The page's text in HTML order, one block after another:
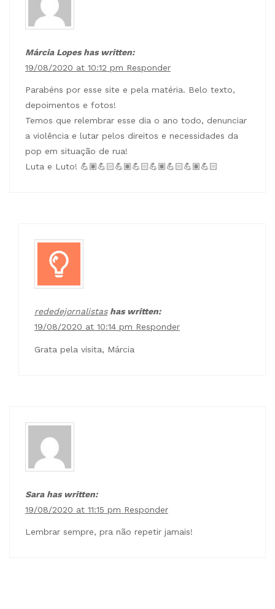
Márcia Lopes has written:
19/08/2020 at 10:12 pm Responder
Parabéns por esse site e pela matéria. Belo texto,
depoimentos e fotos!
Temos que relembrar esse dia o ano todo, denunciar
a violência e lutar pelos direitos e necessidades da
pop em situação de rua!
Luta e Luto! 💪🏽💪🏻💪🏽💪🏻💪🏽💪🏻💪🏽💪🏻
rededejornalistashas written:
19/08/2020 at 10:14 pm Responder
Grata pela visita, Márcia
Sara has written:
19/08/2020 at 11:15 pm Responder
Lembrar sempre, pra não repetir jamais!